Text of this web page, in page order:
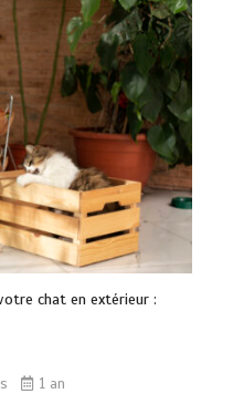
chat en extérieur :
1 an
Sainte-Eulalie : ce qui
de l’excellent
durable